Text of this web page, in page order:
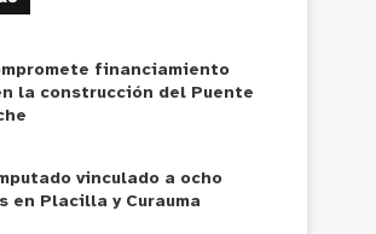
financiamiento
la construcción del Puente
vinculado a ocho
en Placilla y Curauma